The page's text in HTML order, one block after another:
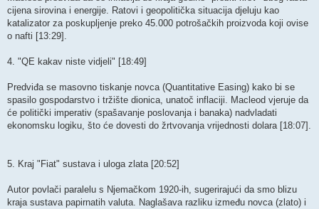
cijena sirovina i energije. ​Ratovi i geopolitička situacija djeluju kao
katalizator za poskupljenje preko 45.000 potrošačkih proizvoda koji ovise
o nafti [13:29]. ​
4. "QE kakav niste vidjeli" [18:49]
​Predviđa se masovno tiskanje novca (Quantitative Easing) kako bi se
spasilo gospodarstvo i tržište dionica, unatoč inflaciji. ​Macleod vjeruje da
će politički imperativ (spašavanje poslovanja i banaka) nadvladati
ekonomsku logiku, što će dovesti do žrtvovanja vrijednosti dolara [18:07].
5. Kraj "Fiat" sustava i uloga zlata [20:52]
​Autor povlači paralelu s Njemačkom 1920-ih, sugerirajući da smo blizu
kraja sustava papirnatih valuta. ​Naglašava razliku između novca (zlato) i